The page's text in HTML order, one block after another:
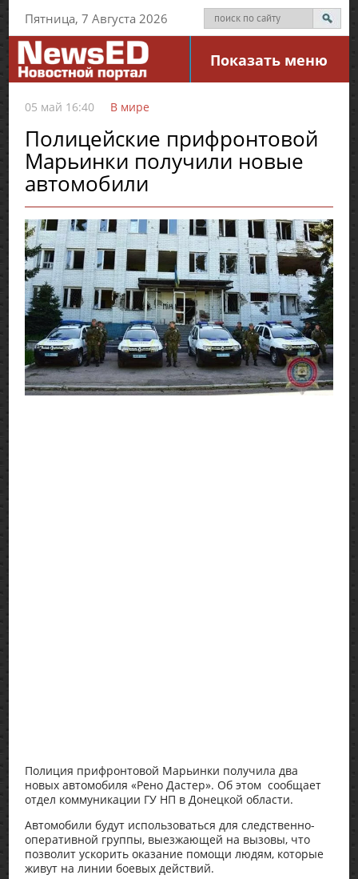
Пятница, 7 Августа 2026
Показать меню
05 май 16:40 В мире
Полицейские прифронтовой
Марьинки получили новые
автомобили
Полиция прифронтовой Марьинки получила два
новых автомобиля «Рено Дастер». Об этом сообщает
отдел коммуникации ГУ НП в Донецкой области.
Автомобили будут использоваться для следственно-
оперативной группы, выезжающей на вызовы, что
позволит ускорить оказание помощи людям, которые
живут на линии боевых действий.